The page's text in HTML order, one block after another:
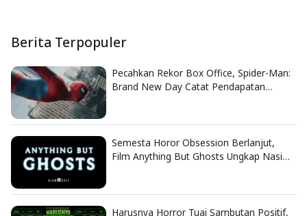
Berita Terpopuler
Pecahkan Rekor Box Office, Spider-Man:
Brand New Day Catat Pendapatan
Semesta Horor Obsession Berlanjut,
Film Anything But Ghosts Ungkap Nasib
Harusnya Horror Tuai Sambutan Positif,